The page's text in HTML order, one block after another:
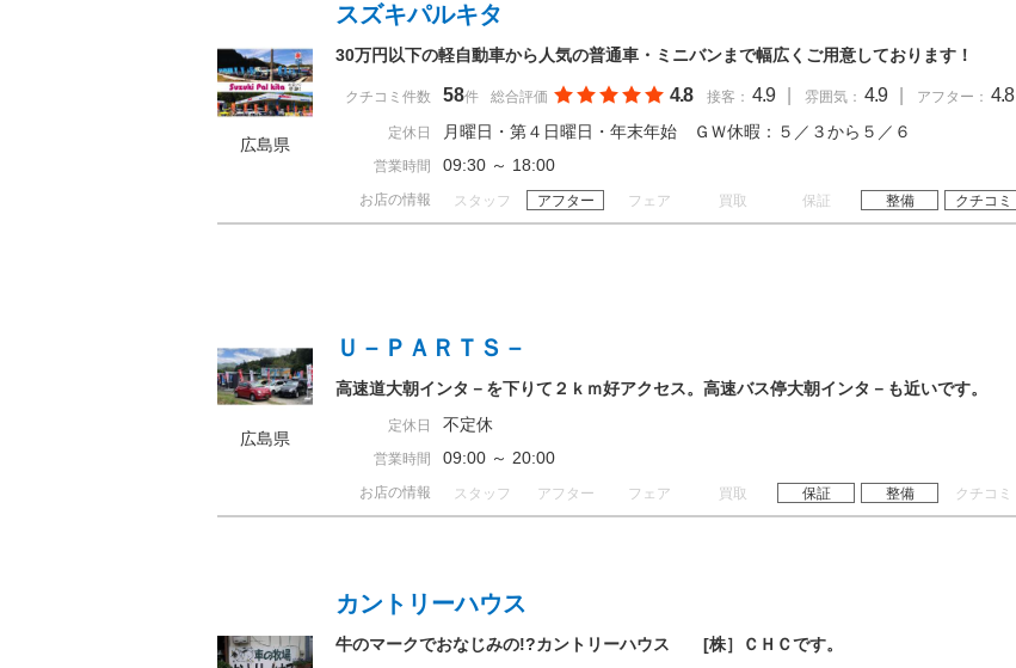
広島県
スズキパルキタ
30万円以下の軽自動車から人気の普通車・ミニバンまで幅広くご用意しております！
クチコミ件数 58件 総合評価 4.8 接客： 4.9 雰囲気： 4.9 アフター： 4.8
定休日 月曜日・第４日曜日・年末年始 ＧＷ休暇：５／３から５／６
営業時間 09:30 ～ 18:00
お店の情報 スタッフ アフター フェア 買取 保証 整備 クチコミ
広島県
Ｕ－ＰＡＲＴＳ－
高速道大朝インタ－を下りて２ｋｍ好アクセス。高速バス停大朝インタ－も近いです。
定休日 不定休
営業時間 09:00 ～ 20:00
お店の情報 スタッフ アフター フェア 買取 保証 整備 クチコミ
カントリーハウス
牛のマークでおなじみの!?カントリーハウス [株］ＣＨＣです。